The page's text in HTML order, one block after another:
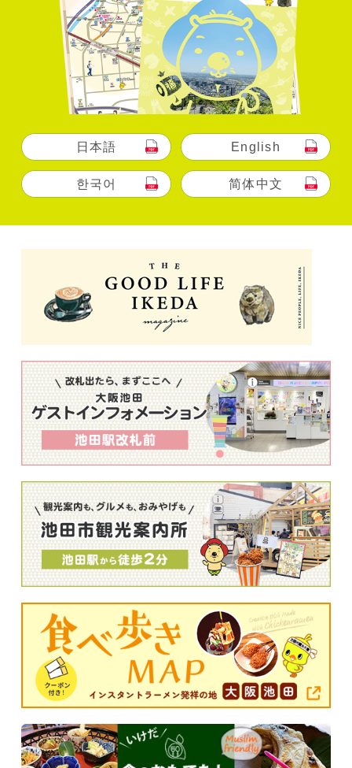
日本語 English
한국어 简体中文